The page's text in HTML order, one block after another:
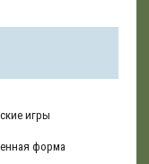
игры
форма